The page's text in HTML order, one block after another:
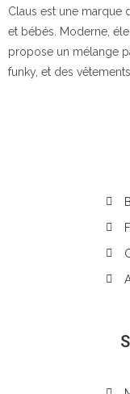
Claus est une marque
et bébés. Moderne,
propose un mélange
funky, et des